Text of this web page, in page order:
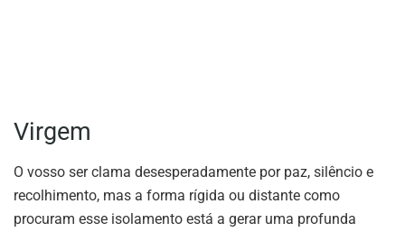
Virgem
O vosso ser clama desesperadamente por paz, silêncio e
recolhimento, mas a forma rígida ou distante como
procuram esse isolamento está a gerar uma profunda